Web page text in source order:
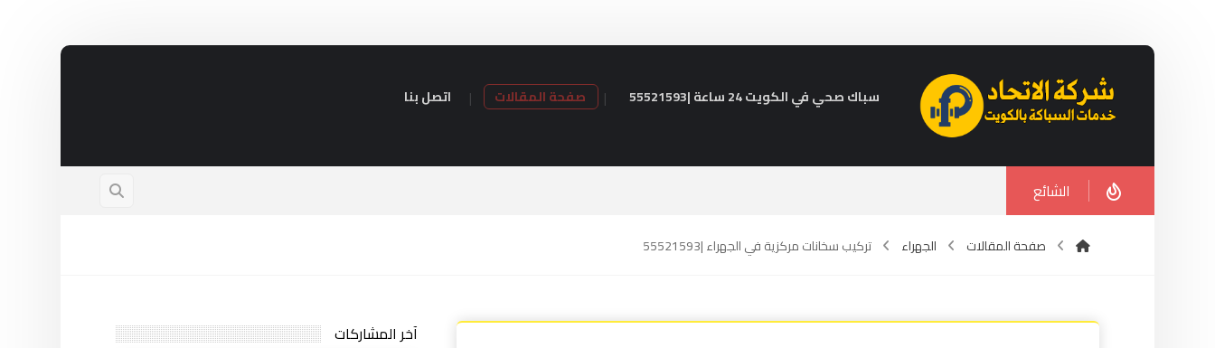
سباك صحي في الكويت 24 ساعة |55521593 صفحة المقالات اتصل بنا
الشائع
صفحة المقالات الجهراء تركيب سخانات مركزية في الجهراء |55521593
آخر المشاركات